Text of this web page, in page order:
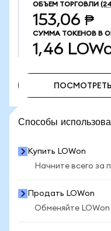
ОБЪЕМ ТОРГОВЛИ
153,06 ₱
СУММА ТОКЕНОВ В
1,46
Способы
Купить LOWon
Начните всего за
Продать LOWon
Обменяйте